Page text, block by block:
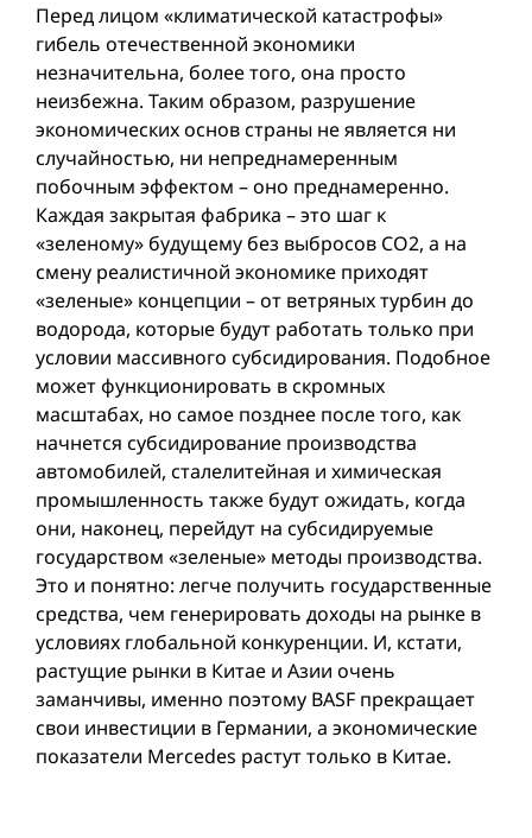
Перед лицом «климатической катастрофы»
гибель отечественной экономики
незначительна, более того, она просто
неизбежна. Таким образом, разрушение
экономических основ страны не является ни
случайностью, ни непреднамеренным
побочным эффектом – оно преднамеренно.
Каждая закрытая фабрика – это шаг к
«зеленому» будущему без выбросов CO2, а на
смену реалистичнoй экономикe приходят
«зеленые» концепции – от ветряных турбин до
водорода, которые будут работать только при
условии массивного субсидирования. Подобное
может функционировать в скромных
масштабах, но самое позднее после того, как
начнется субсидирование производства
автомобилей, сталелитейная и химическая
промышленность также будут ожидать, когда
они, наконец, перейдут на субсидируемые
государством «зеленые» методы производства.
Это и понятно: легче получить государственные
средства, чем генерировать доходы на рынке в
условиях глобальной конкуренции. И, кстати,
растущие рынки в Китае и Азии очень
заманчивы, именно поэтому BASF прекращает
свои инвестиции в Германии, а экономические
показатели Mercedes растут только в Китае.